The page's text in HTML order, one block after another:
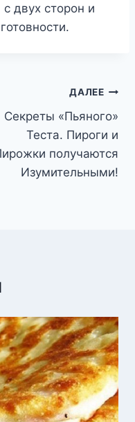
двух сторон и
ДАЛЕЕ
Секреты «Пьяного»
Теста. Пироги и
получаются
Изумительными!